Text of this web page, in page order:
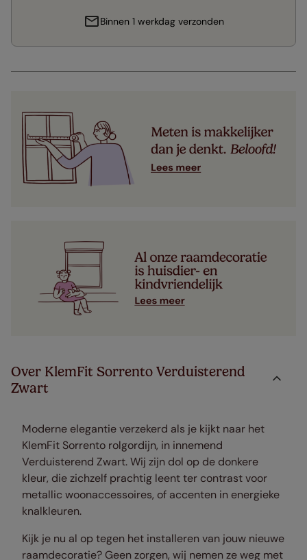
Binnen 1 werkdag verzonden
Over KlemFit Sorrento Verduisterend
Zwart
Moderne elegantie verzekerd als je kijkt naar het
KlemFit Sorrento rolgordijn, in innemend
Verduisterend Zwart. Wij zijn dol op de donkere
kleur, die zichzelf prachtig leent ter contrast voor
metallic woonaccessoires, of accenten in energieke
knalkleuren.
Kijk je nu al op tegen het installeren van jouw nieuwe
raamdecoratie? Geen zorgen, wij nemen ze weg met